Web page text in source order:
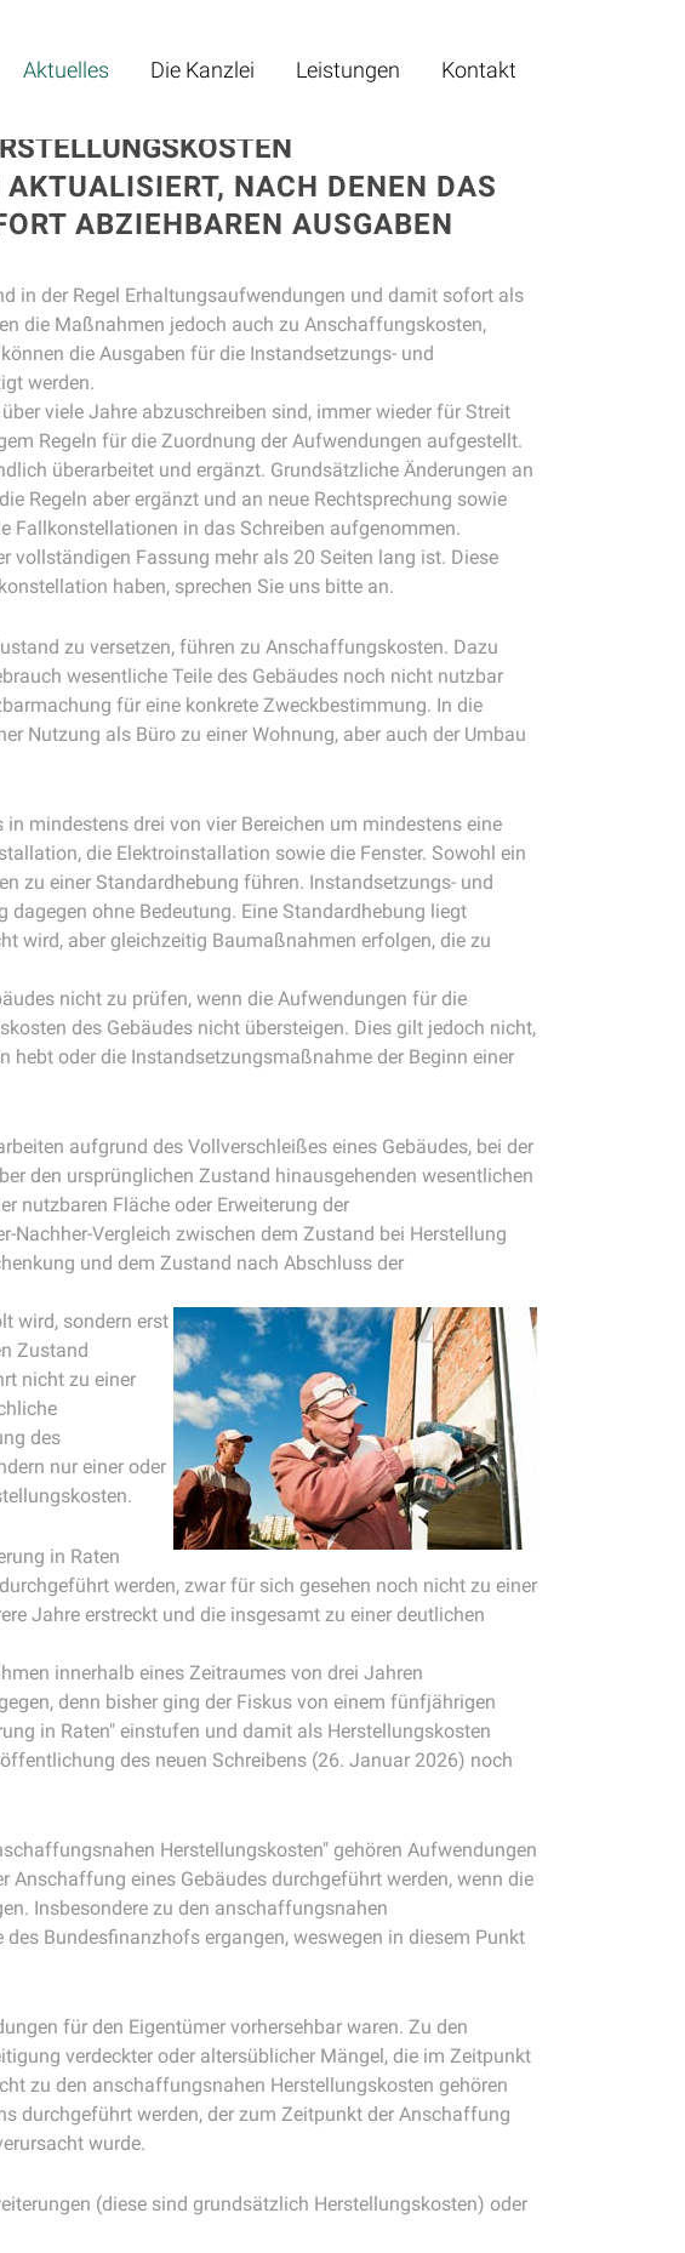
Aktuelles Die Kanzlei Leistungen Kontakt
NACH DENEN DAS
ABZIEHBAREN AUSGABEN F
in der Regel Erhaltungsaufwendungen und damit sofort als
die Maßnahmen jedoch auch zu Anschaffungskosten,
die Ausgaben für die Instandsetzungs- und
werden.
viele Jahre abzuschreiben sind, immer wieder für Streit
Regeln für die Zuordnung der Aufwendungen aufgestellt.
überarbeitet und ergänzt. Grundsätzliche Änderungen an
Regeln aber ergänzt und an neue Rechtsprechung sowie
Fallkonstellationen in das Schreiben aufgenommen.
vollständigen Fassung mehr als 20 Seiten lang ist. Diese
haben, sprechen Sie uns bitte an.
zu versetzen, führen zu Anschaffungskosten. Dazu
wesentliche Teile des Gebäudes noch nicht nutzbar
für eine konkrete Zweckbestimmung. In die
Nutzung als Büro zu einer Wohnung, aber auch der Umbau
mindestens drei von vier Bereichen um mindestens eine
die Elektroinstallation sowie die Fenster. Sowohl ein
zu einer Standardhebung führen. Instandsetzungs- und
ohne Bedeutung. Eine Standardhebung liegt
wird, aber gleichzeitig Baumaßnahmen erfolgen, die zu
nicht zu prüfen, wenn die Aufwendungen für die
des Gebäudes nicht übersteigen. Dies gilt jedoch nicht,
hebt oder die Instandsetzungsmaßnahme der Beginn einer
aufgrund des Vollverschleißes eines Gebäudes, bei der
den ursprünglichen Zustand hinausgehenden wesentlichen
nutzbaren Fläche oder Erweiterung der
Nachher-Vergleich zwischen dem Zustand bei Herstellung
und dem Zustand nach Abschluss der
wird, sondern erst
Zustand
nicht zu einer
des
nur einer oder
in Raten
werden, zwar für sich gesehen noch nicht zu einer
Jahre erstreckt und die insgesamt zu einer deutlichen
innerhalb eines Zeitraumes von drei Jahren
denn bisher ging der Fiskus von einem fünfjährigen
in Raten" einstufen und damit als Herstellungskosten
des neuen Schreibens (26. Januar 2026) noch
Herstellungskosten" gehören Aufwendungen
eines Gebäudes durchgeführt werden, wenn die
Insbesondere zu den anschaffungsnahen
Bundesfinanzhofs ergangen, weswegen in diesem Punkt
für den Eigentümer vorhersehbar waren. Zu den
verdeckter oder altersüblicher Mängel, die im Zeitpunkt
zu den anschaffungsnahen Herstellungskosten gehören
durchgeführt werden, der zum Zeitpunkt der Anschaffung
wurde.
(diese sind grundsätzlich Herstellungskosten) oder